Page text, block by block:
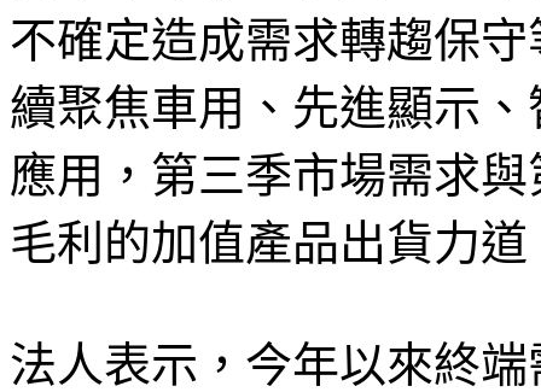
不確定造成需求轉趨保
續聚焦車用、先進顯示
應用，第三季市場需求
毛利的加值產品出貨力
法人表示，今年以來終